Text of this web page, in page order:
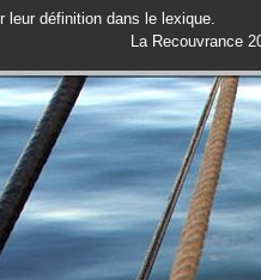
leur définition dans le lexique.
La Recouvrance